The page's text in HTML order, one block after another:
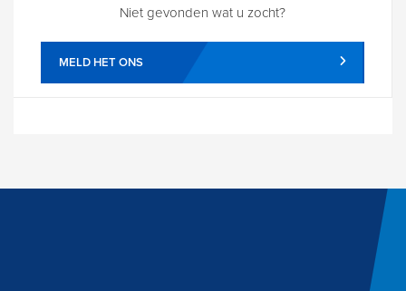
Niet gevonden wat u zocht?
MELD HET ONS